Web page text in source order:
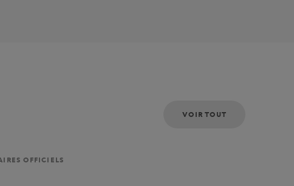
VOIR TOUT
OFFICIELS